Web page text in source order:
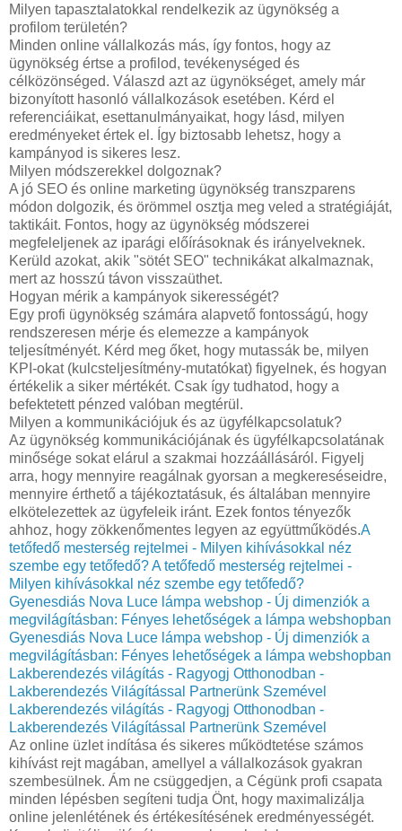
Milyen tapasztalatokkal rendelkezik az ügynökség a
profilom területén?
Minden online vállalkozás más, így fontos, hogy az
ügynökség értse a profilod, tevékenységed és
célközönséged. Válaszd azt az ügynökséget, amely már
bizonyított hasonló vállalkozások esetében. Kérd el
referenciáikat, esettanulmányaikat, hogy lásd, milyen
eredményeket értek el. Így biztosabb lehetsz, hogy a
kampányod is sikeres lesz.
Milyen módszerekkel dolgoznak?
A jó SEO és online marketing ügynökség transzparens
módon dolgozik, és örömmel osztja meg veled a stratégiáját,
taktikáit. Fontos, hogy az ügynökség módszerei
megfeleljenek az iparági előírásoknak és irányelveknek.
Kerüld azokat, akik "sötét SEO" technikákat alkalmaznak,
mert az hosszú távon visszaüthet.
Hogyan mérik a kampányok sikerességét?
Egy profi ügynökség számára alapvető fontosságú, hogy
rendszeresen mérje és elemezze a kampányok
teljesítményét. Kérd meg őket, hogy mutassák be, milyen
KPI-okat (kulcsteljesítmény-mutatókat) figyelnek, és hogyan
értékelik a siker mértékét. Csak így tudhatod, hogy a
befektetett pénzed valóban megtérül.
Milyen a kommunikációjuk és az ügyfélkapcsolatuk?
Az ügynökség kommunikációjának és ügyfélkapcsolatának
minősége sokat elárul a szakmai hozzáállásáról. Figyelj
arra, hogy mennyire reagálnak gyorsan a megkereséseidre,
mennyire érthető a tájékoztatásuk, és általában mennyire
elkötelezettek az ügyfeleik iránt. Ezek fontos tényezők
ahhoz, hogy zökkenőmentes legyen az együttműködés.A
tetőfedő mesterség rejtelmei - Milyen kihívásokkal néz
szembe egy tetőfedő?A tetőfedő mesterség rejtelmei -
Milyen kihívásokkal néz szembe egy tetőfedő?
Gyenesdiás Nova Luce lámpa webshop - Új dimenziók a
megvilágításban: Fényes lehetőségek a lámpa webshopban
Gyenesdiás Nova Luce lámpa webshop - Új dimenziók a
megvilágításban: Fényes lehetőségek a lámpa webshopban
Lakberendezés világítás - Ragyogj Otthonodban -
Lakberendezés Világítással Partnerünk Szemével
Lakberendezés világítás - Ragyogj Otthonodban -
Lakberendezés Világítással Partnerünk Szemével
Az online üzlet indítása és sikeres működtetése számos
kihívást rejt magában, amellyel a vállalkozások gyakran
szembesülnek. Ám ne csüggedjen, a Cégünk profi csapata
minden lépésben segíteni tudja Önt, hogy maximalizálja
online jelenlétének és értékesítésének eredményességét.